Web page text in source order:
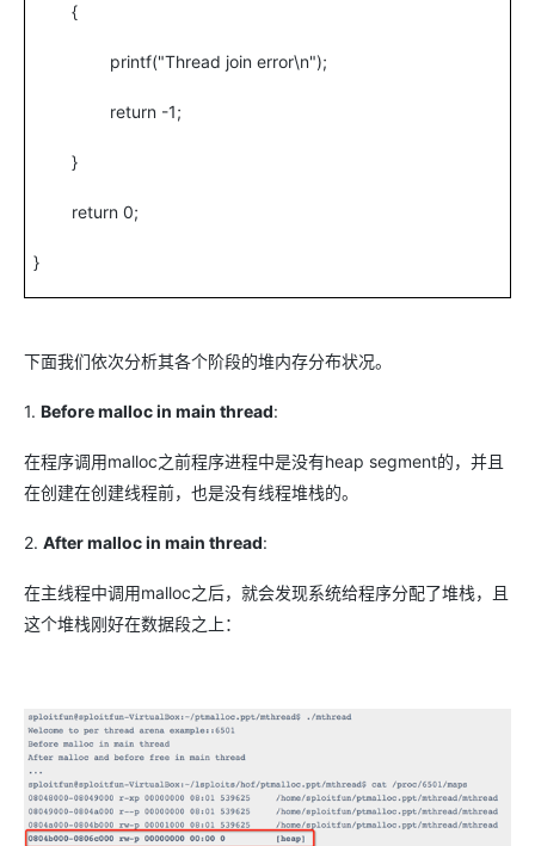
{
printf("Thread join error\n");
return -1;
}
return 0;
}
下面我们依次分析其各个阶段的堆内存分布状况。
1. Before malloc in main thread:
在程序调用malloc之前程序进程中是没有heap segment的，并且
在创建在创建线程前，也是没有线程堆栈的。
2. After malloc in main thread:
在主线程中调用malloc之后，就会发现系统给程序分配了堆栈，且
这个堆栈刚好在数据段之上：